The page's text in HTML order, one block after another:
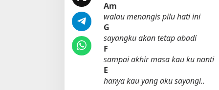
Am
walau menangis pilu hati ini
G
sayangku akan tetap abadi
F
sampai akhir masa kau ku nanti
E
hanya kau yang aku sayangi..